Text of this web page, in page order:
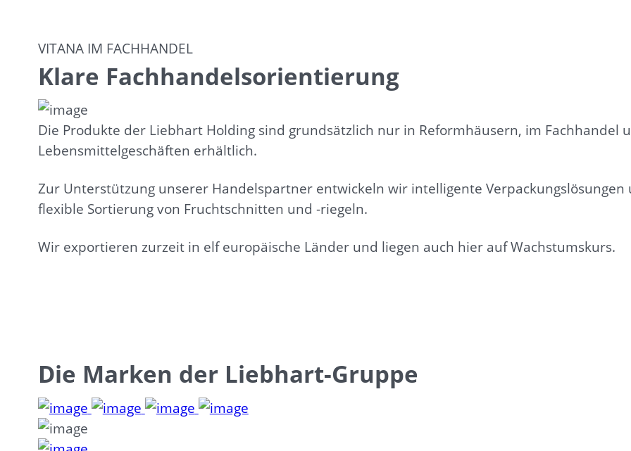
VITANA IM FACHHANDEL
Klare Fachhandelsorientierung
Die Produkte der Liebhart Holding sind grundsätzlich nur in Reformhäusern, im Fachhandel
Lebensmittelgeschäften erhältlich.
Zur Unterstützung unserer Handelspartner entwickeln wir intelligente
flexible Sortierung von Fruchtschnitten und -riegeln.
Wir exportieren zurzeit in elf europäische Länder und liegen auch hier auf Wachstumskurs.
Die Marken der Liebhart-Gruppe